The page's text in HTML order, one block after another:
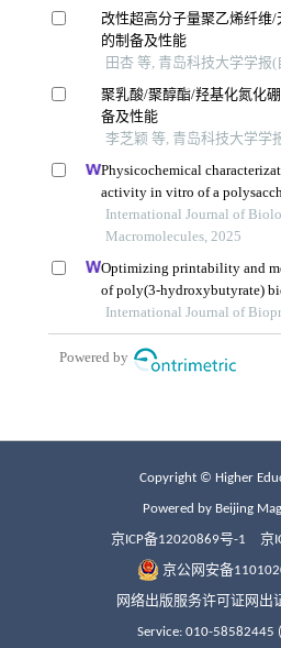
Copyright © Higher
Powered by Beijing
京ICP备12020869号-1 京
京公网安备
网络出版服务许可证网出
Service: 010-58582445